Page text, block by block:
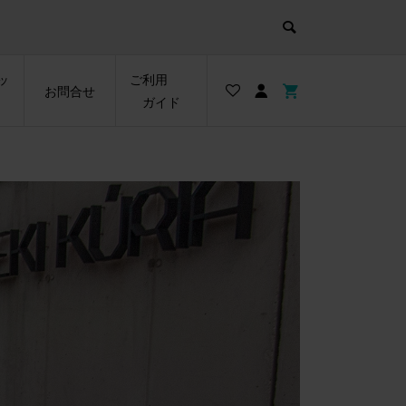
お問合せ
ご利用
ガイド